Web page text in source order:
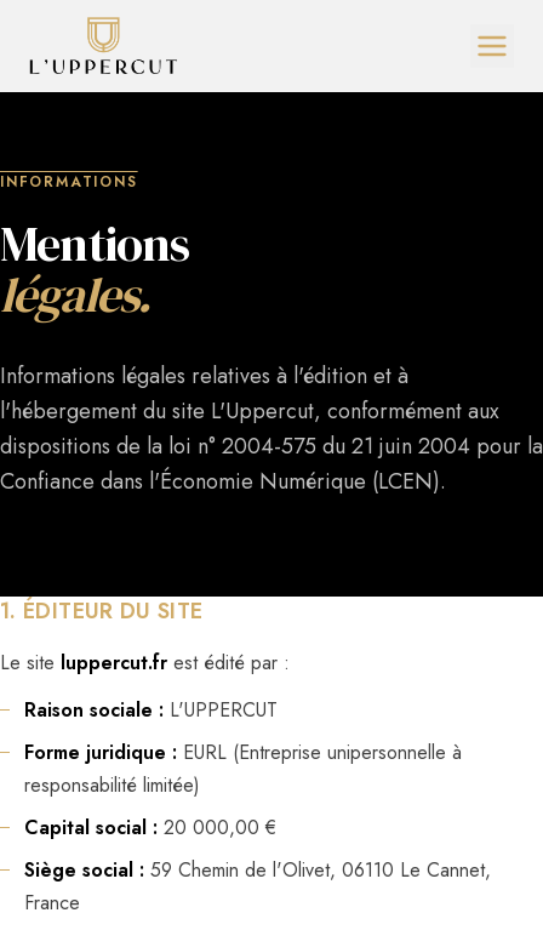
INFORMATIONS
Mentions
légales.
Informations légales relatives à l'édition et à
l'hébergement du site L'Uppercut, conformément aux
dispositions de la loi n° 2004-575 du 21 juin 2004 pour la
Confiance dans l'Économie Numérique (LCEN).
1. ÉDITEUR DU SITE
Le site luppercut.fr est édité par :
Raison sociale : L'UPPERCUT
Forme juridique : EURL (Entreprise unipersonnelle à
responsabilité limitée)
Capital social : 20 000,00 €
Siège social : 59 Chemin de l'Olivet, 06110 Le Cannet,
France